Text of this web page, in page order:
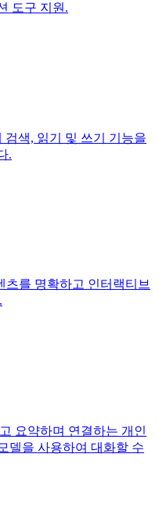
도구 지원.
색, 읽기 및 쓰기 기능을
.
를 명확하고 인터랙티브
요약하며 연결하는 개인
델을 사용하여 대화할 수